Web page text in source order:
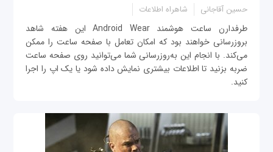
حسین آقاجانی شاهراه اطلاعات
طرفدارن ساعت هوشمند Android Wear این هفته شاهد
بروزرسانی‌ خواهند بود که امکان تعامل با صفحه ساعت را ممکن
می‌کند. با انجام این به‌روزرسانی شما می‌توانید روی صفحه ساعت
ضربه بزنید تا اطلاعات بیشتری نمایش داده شود یا یک اپ را اجرا
کنید.